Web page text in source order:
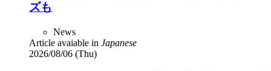
ズも
News
Article avaiable in Japanese
2026/08/06 (Thu)